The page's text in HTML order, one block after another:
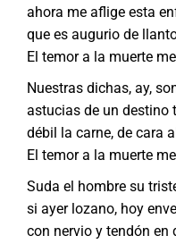
ahora me aflige esta
que es augurio de
El temor a la muerte
Nuestras dichas, ay,
astucias de un destino
débil la carne, de cara
El temor a la muerte
Suda el hombre su
si ayer lozano, hoy
con nervio y tendón en